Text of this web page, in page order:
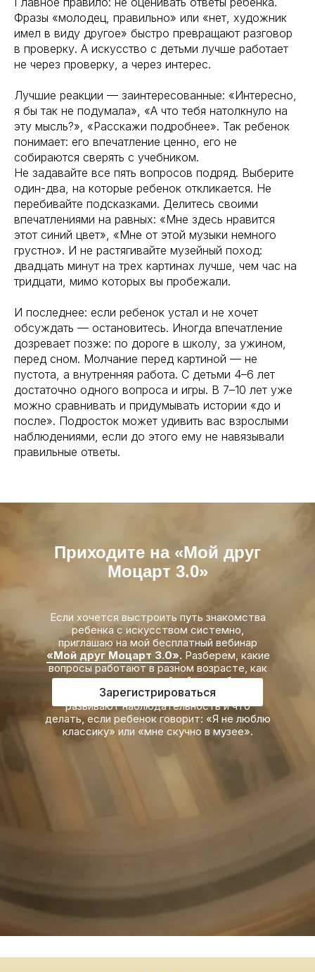
Фразы «молодец, правильно» или «нет, художник
имел в виду другое» быстро превращают разговор
в проверку. А искусство с детьми лучше работает
не через проверку, а через интерес.
Лучшие реакции — заинтересованные: «Интересно,
я бы так не подумала», «А что тебя натолкнуло на
эту мысль?», «Расскажи подробнее». Так ребенок
понимает: его впечатление ценно, его не
собираются сверять с учебником.
Не задавайте все пять вопросов подряд. Выберите
один-два, на которые ребенок откликается. Не
перебивайте подсказками. Делитесь своими
впечатлениями на равных: «Мне здесь нравится
этот синий цвет», «Мне от этой музыки немного
грустно». И не растягивайте музейный поход:
двадцать минут на трех картинах лучше, чем час на
тридцати, мимо которых вы пробежали.
И последнее: если ребенок устал и не хочет
обсуждать — остановитесь. Иногда впечатление
дозревает позже: по дороге в школу, за ужином,
перед сном. Молчание перед картиной — не
пустота, а внутренняя работа. С детьми 4–6 лет
достаточно одного вопроса и игры. В 7–10 лет уже
можно сравнивать и придумывать истории «до и
после». Подросток может удивить вас взрослыми
наблюдениями, если до этого ему не навязывали
правильные ответы.
Если хочется выстроить путь знакомства
ребенка с искусством системно,
приглашаю на мой бесплатный вебинар
«Мой друг Моцарт 3.0». Разберем, какие
вопросы работают в разном возрасте, как
организовать музейный визит без
усталости и слез, какие домашние игры
развивают наблюдательность и что
делать, если ребенок говорит: «Я не люблю
классику» или «мне скучно в музее».
Приходите на «Мой друг
Моцарт 3.0»
Зарегистрироваться